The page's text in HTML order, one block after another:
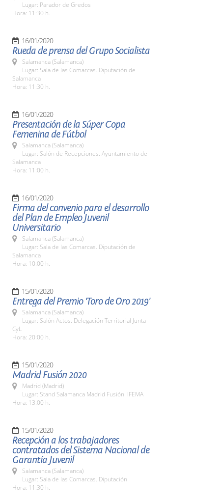
Lugar: Parador de Gredos
Hora: 11:30 h.
16/01/2020
Rueda de prensa del Grupo Socialista
Salamanca (Salamanca)
Lugar: Sala de las Comarcas. Diputación de
Salamanca
Hora: 11:30 h.
16/01/2020
Presentación de la Súper Copa
Femenina de Fútbol
Salamanca (Salamanca)
Lugar: Salón de Recepciones. Ayuntamiento de
Salamanca
Hora: 11:00 h.
16/01/2020
Firma del convenio para el desarrollo
del Plan de Empleo Juvenil
Universitario
Salamanca (Salamanca)
Lugar: Sala de las Comarcas. Diputación de
Salamanca
Hora: 10:00 h.
15/01/2020
Entrega del Premio 'Toro de Oro 2019'
Salamanca (Salamanca)
Lugar: Salón Actos. Delegación Territorial Junta
CyL
Hora: 20:00 h.
15/01/2020
Madrid Fusión 2020
Madrid (Madrid)
Lugar: Stand Salamanca Madrid Fusión. IFEMA
Hora: 13:00 h.
15/01/2020
Recepción a los trabajadores
contratados del Sistema Nacional de
Garantía Juvenil
Salamanca (Salamanca)
Lugar: Sala de las Comarcas. Diputación
Hora: 11:30 h.